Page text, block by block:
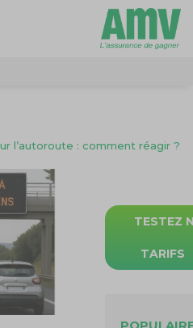
l’autoroute : comment réagir ?
TESTEZ
TARIFS